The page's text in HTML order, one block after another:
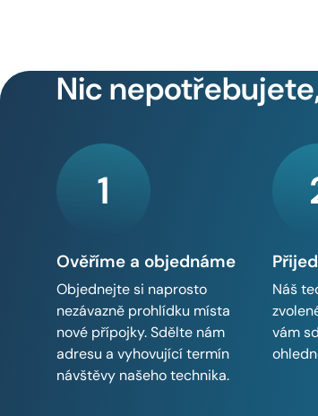
Nic
1
Ověříme a objednáme
Objednejte si naprosto
nezávazně prohlídku místa
nové přípojky. Sdělte nám
adresu a vyhovující termín
návštěvy našeho technika.
Náš
vám